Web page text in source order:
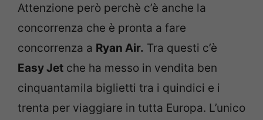
Attenzione però perchè c’è anche la
concorrenza che è pronta a fare
concorrenza a Ryan Air. Tra questi c’è
Easy Jet che ha messo in vendita ben
cinquantamila biglietti tra i quindici e i
trenta per viaggiare in tutta Europa. L’unico